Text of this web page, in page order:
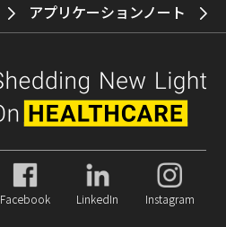
アプリケーションノート
Facebook LinkedIn Instagram